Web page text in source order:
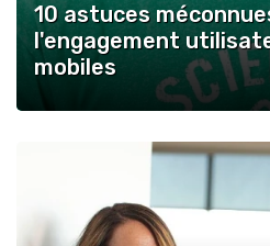
10 astuces
l'engagement
mobiles